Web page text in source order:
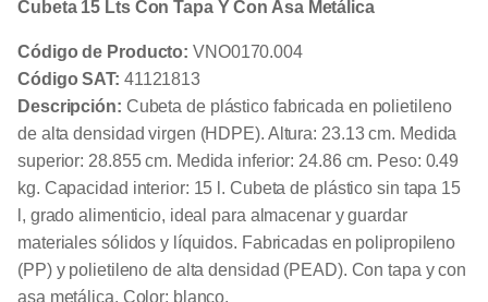
Cubeta 15 Lts Con Tapa Y Con Asa Metálica
Código de Producto: VNO0170.004
Código SAT: 41121813
Descripción: Cubeta de plástico fabricada en polietileno
de alta densidad virgen (HDPE). Altura: 23.13 cm. Medida
superior: 28.855 cm. Medida inferior: 24.86 cm. Peso: 0.49
kg. Capacidad interior: 15 l. Cubeta de plástico sin tapa 15
l, grado alimenticio, ideal para almacenar y guardar
materiales sólidos y líquidos. Fabricadas en polipropileno
(PP) y polietileno de alta densidad (PEAD). Con tapa y con
asa metálica. Color: blanco.